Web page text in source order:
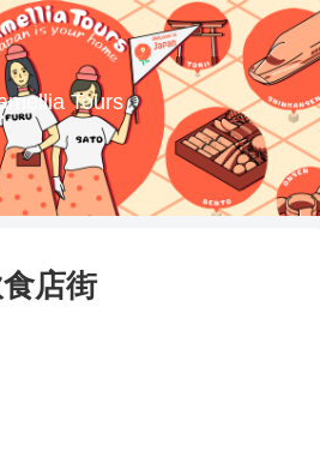
Tours
店街